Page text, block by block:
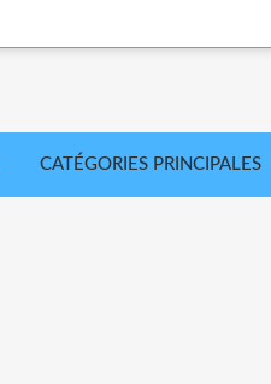
CATÉGORIES PRINCIPALES